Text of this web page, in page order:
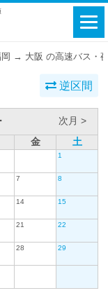
岡 → 大阪 の高速バス・
逆区間
次月 >
金 土
1
7 8
14 15
21 22
28 29